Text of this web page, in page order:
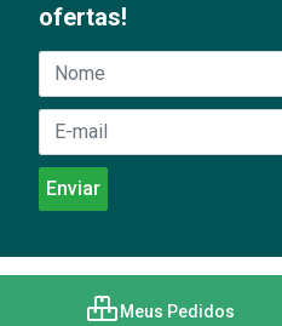
ofertas!
Meus Pedidos